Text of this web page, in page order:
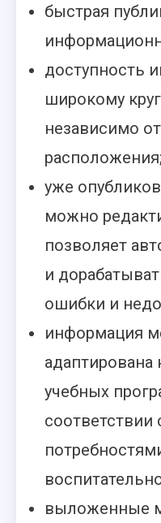
быстрая
доступность
широкому
независимо
расположения;
уже
можно
позволяет
и
ошибки и
информация
адаптирована
учебных
выложенные